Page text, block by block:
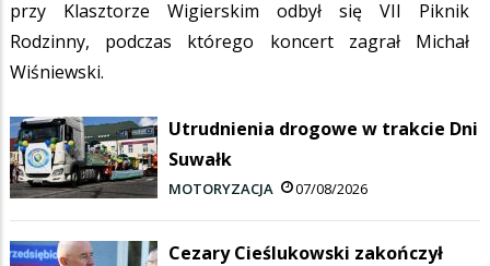
przy Klasztorze Wigierskim odbył się VII Piknik
Rodzinny, podczas którego koncert zagrał Michał
Wiśniewski.
Utrudnienia drogowe w trakcie Dni
Suwałk
MOTORYZACJA 07/08/2026
Cezary Cieślukowski zakończył